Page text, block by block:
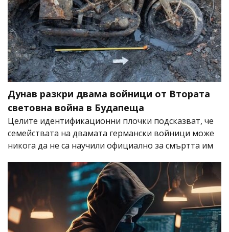
Дунав разкри двама войници от Втората
световна война в Будапеща
Целите идентификационни плочки подсказват, че
семействата на двамата германски войници може
никога да не са научили официално за смъртта им